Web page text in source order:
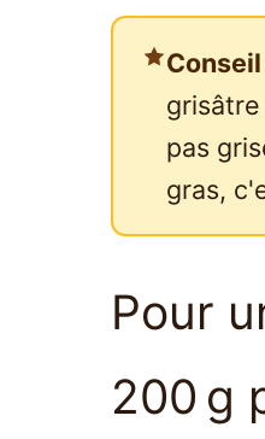
pas
gras,
Pour
200 g